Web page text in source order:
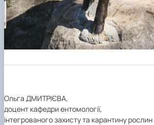
Ольга ДМИТРІЄВА,
доцент кафедри ентомології,
інтегрованого захисту та карантину рослин